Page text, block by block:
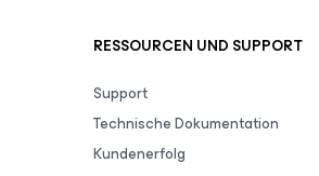
RESSOURCEN UND SUPPORT
Support
Technische Dokumentation
Kundenerfolg